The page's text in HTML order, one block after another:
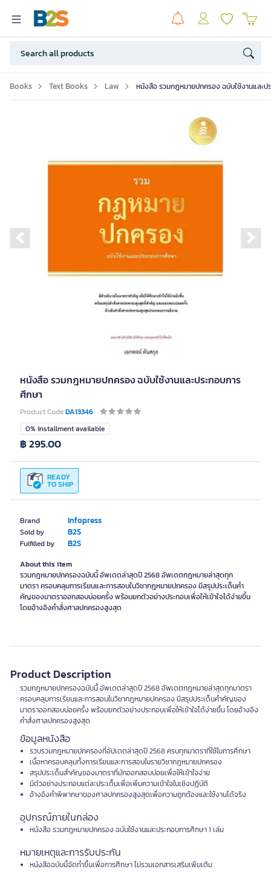
Books Text Books Law หนังสือ รวมกฎหมายปกครอง ฉบับใช้งานและป
Previous slide
หนังสือ รวมกฎหมายปกครอง ฉบับใช้งานและประกอบการ
ศึกษา
Product CodeDA13346
Brand Infopress
Sold by B2S
Fulfilled by B2S
0% installment available
READY
TO SHIP
฿ 295.00
About this item
รวมกฎหมายปกครองฉบับนี้ อัพเดตล่าสุดปี 2568 อัพเดตกฎหมายล่าสุดทุก
มาตรา ครอบคลุมการเรียนและการสอบในวิชากฎหมายปกครอง มีสรุปประเด็นคำ
คัญของมาตราออกสอบบ่อยครั้ง พร้อมยกตัวอย่างประกอบเพื่อให้เข้าใจได้ง่ายขึ้น
โดยอ้างอิงคำสั่งศาลปกครองสูงสุด
Product Description
รวมกฎหมายปกครองฉบับนี้ อัพเดตล่าสุดปี 2568 อัพเดตกฎหมายล่าสุดทุกมาตรา
ครอบคลุมการเรียนและการสอบในวิชากฎหมายปกครอง มีสรุปประเด็นคำคัญของ
มาตราออกสอบบ่อยครั้ง พร้อมยกตัวอย่างประกอบเพื่อให้เข้าใจได้ง่ายขึ้น โดยอ้างอิง
คำสั่งศาลปกครองสูงสุด
ข้อมูลหนังสือ
รวบรวมกฎหมายปกครองที่อัปเดตล่าสุดปี 2568 ครบทุกมาตราที่ใช้ในการศึกษา
เนื้อหาครอบคลุมทั้งการเรียนและการสอบในรายวิชากฎหมายปกครอง
สรุปประเด็นสำคัญของมาตราที่มักออกสอบบ่อยเพื่อให้เข้าใจง่าย
มีตัวอย่างประกอบแต่ละประเด็นเพื่อเพิ่มความเข้าใจในเชิงปฏิบัติ
อ้างอิงคำพิพากษาของศาลปกครองสูงสุดเพื่อความถูกต้องและใช้งานได้จริง
อุปกรณ์ภายในกล่อง
หนังสือ รวมกฎหมายปกครอง ฉบับใช้งานและประกอบการศึกษา 1 เล่ม
หมายเหตุและการรับประกัน
หนังสือฉบับนี้จัดทำขึ้นเพื่อการศึกษา ไม่รวมเอกสารเสริมเพิ่มเติม